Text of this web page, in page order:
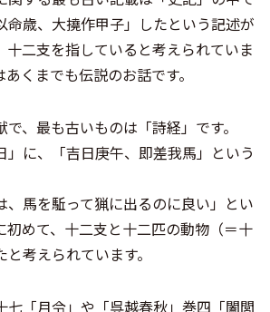
命歳、大撓作甲子」したという記述が
十二支を指していると考えられていま
くまでも伝説のお話です。
、最も古いものは「詩経」です。
」に、「吉日庚午、即差我馬」という
、馬を駈って猟に出るのに良い」とい
初めて、十二支と十二匹の動物（＝十
考えられています。
七「月令」や「呉越春秋」巻四「闔閭